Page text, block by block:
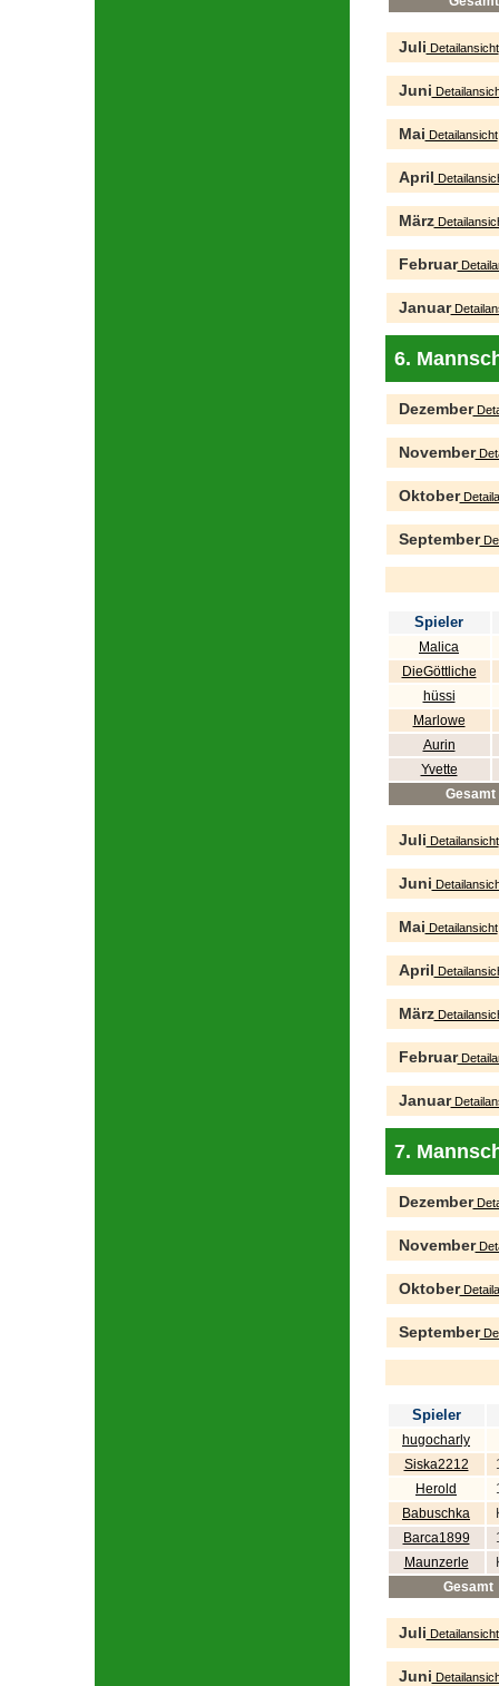
Juli Detailansicht
Juni
Mai Detailansicht
April
März
Februar
Januar
6.
Dezember
November
Oktober
September
Spieler
Malica
DieGöttliche
hüssi
Marlowe
Aurin
Yvette
Gesamt
Juli Detailansicht
Juni
Mai Detailansicht
April
März
Februar
Januar
7.
Dezember
November
Oktober
September
Spieler
hugocharly
Siska2212
Herold
Babuschka
Barca1899
Maunzerle
Gesamt
Juli Detailansicht
Juni